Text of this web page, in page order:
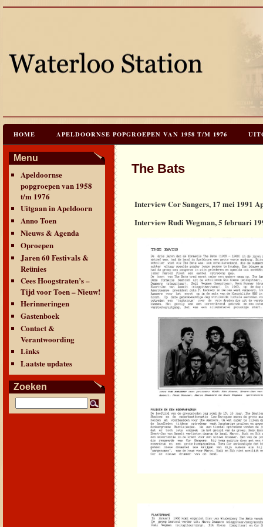
HOME APELDOORNSE POPGROEPEN VAN 1958 T/M 1976
JAREN 60 FESTIVALS & REÜNIES
CONTACT & VERANTWOORDING LINKS
Menu
Apeldoornse
popgroepen van 1958
t/m 1976
Uitgaan in Apeldoorn
Anno Toen
Nieuws & Agenda
Oproepen
Jaren 60 Festivals &
Reünies
Cees Hoogstraten’s –
Tijd voor Toen – Nieuw!
Herinneringen
Gastenboek
Contact &
Verantwoording
Links
Laatste updates
Zoeken
The Bats
Interview Cor Sangers, 17 mei 1991
Interview Rudi Wegman, 5 februari